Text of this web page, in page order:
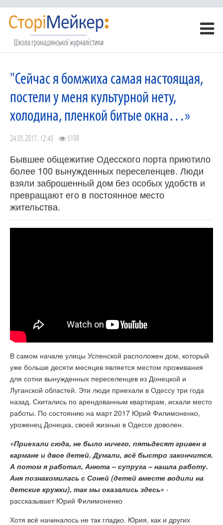
"Сейчас я бомжиха самая настоящая,
постели у меня культурной нету,
холодина, пленкой битые окна…»
24.05.2017, 12:45 5198
Бывшее общежитие Одесского порта приютило
более 100 вынужденных переселенцев. Люди
взяли заброшенный дом без особых удобств и
превращают его в постоянное место
жительства.
В самом начале улицы Успенской расположен дом, который
уже больше десяти месяцев является местом проживания
для сотни вынужденных переселенцев из Донецкой и
Луганской областей. Эти люди приехали в Одессу три года
назад. Скитались по арендованным квартирам, искали место
работы. По состоянию на март 2017 Юрий Филимоненко,
уроженец Донецка, своей жизнью в Одессе доволен.
«Приехали сюда, не было ничего, пятьдесят гривен в
кармане и двое детей. Думали, всё быстро закончится.
А потом я работал, Анюта – супруга – нашла работу.
Аня познакомилась с Соней (детей вместе водили на
детские кружки), так мы оказались здесь» -
рассказывает Юрий Филимоненко
Хотя всё начиналось не так гладко. Юрия, как и других